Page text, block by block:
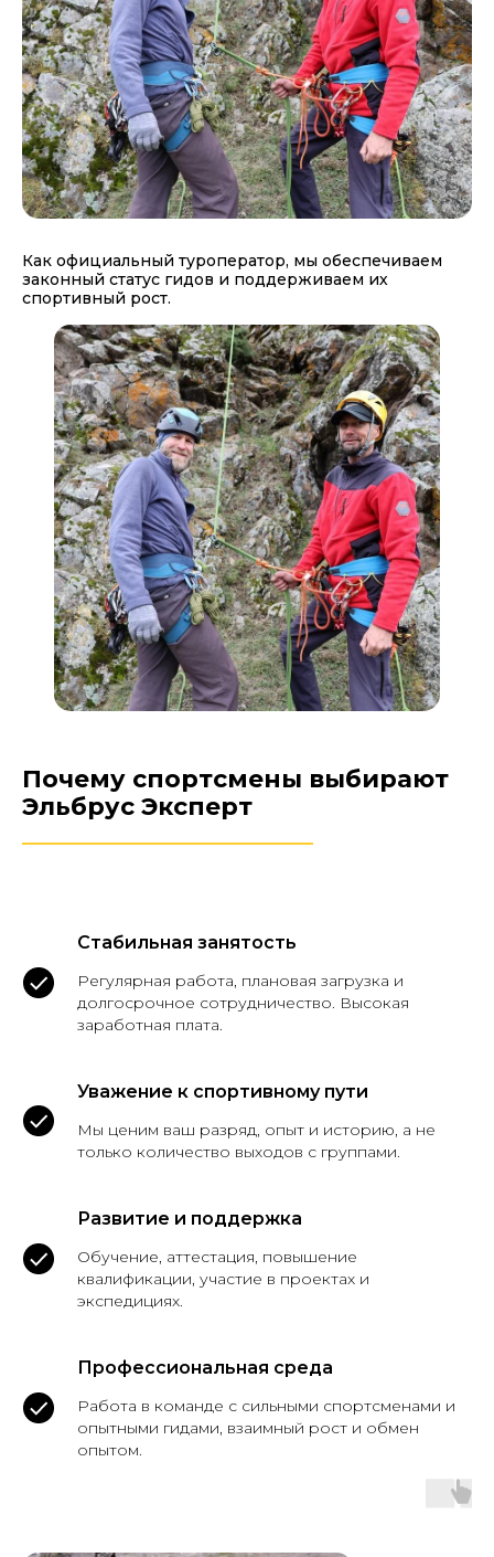
Как официальный туроператор, мы обеспечиваем
законный статус гидов и поддерживаем их
спортивный рост.
Почему спортсмены выбирают
Эльбрус Эксперт
Стабильная занятость
Регулярная работа, плановая загрузка и
долгосрочное сотрудничество. Высокая
заработная плата.
Уважение к спортивному пути
Мы ценим ваш разряд, опыт и историю, а не
только количество выходов с группами.
Развитие и поддержка
Обучение, аттестация, повышение
квалификации, участие в проектах и
экспедициях.
Профессиональная среда
Работа в команде с сильными спортсменами и
опытными гидами, взаимный рост и обмен
опытом.